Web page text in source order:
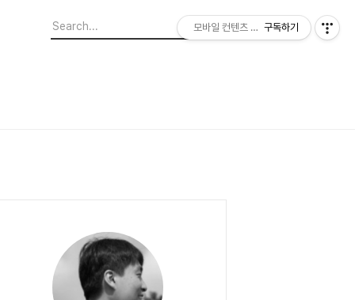
모바일 컨텐츠 이야기구독하기